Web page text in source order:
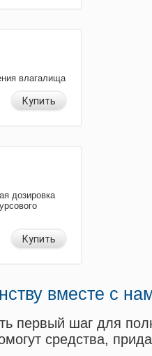
влагалища
Купить
дозировка
Купить
вместе с
первый шаг для
средства,